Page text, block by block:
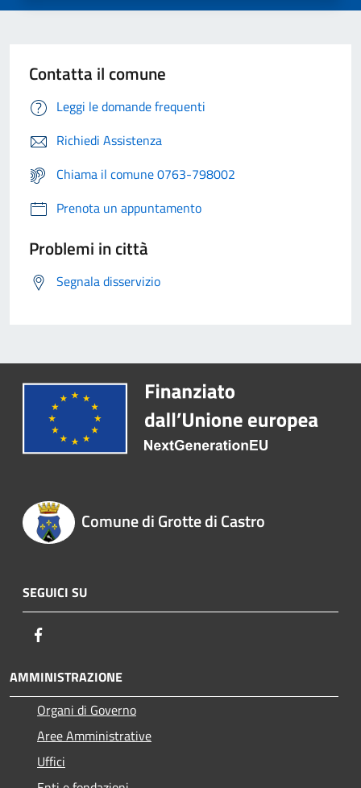
Contatta il comune
Leggi le domande frequenti
Richiedi Assistenza
Chiama il comune 0763-798002
Prenota un appuntamento
Problemi in città
Segnala disservizio
Comune di Grotte di Castro
SEGUICI SU
AMMINISTRAZIONE
Organi di Governo
Aree Amministrative
Uffici